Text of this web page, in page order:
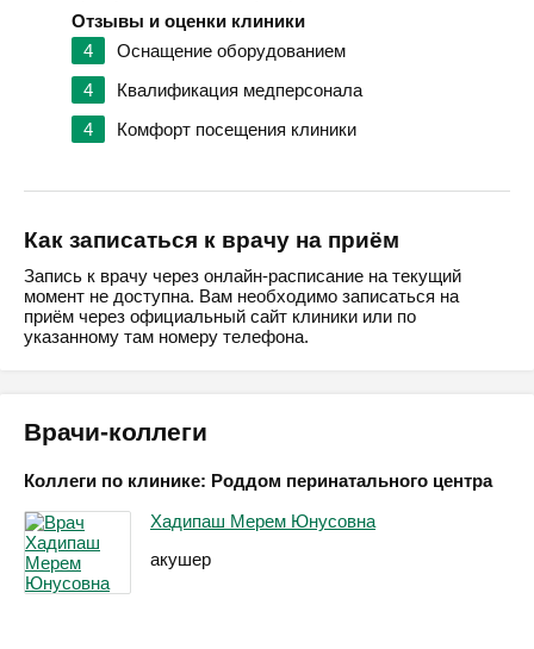
Отзывы и оценки клиники
4
Оснащение оборудованием
4
Квалификация медперсонала
4
Комфорт посещения клиники
Как записаться к врачу на приём
Запись к врачу через онлайн-расписание на текущий
момент не доступна. Вам необходимо записаться на
приём через официальный сайт клиники или по
указанному там номеру телефона.
Врачи-коллеги
Коллеги по клинике: Роддом перинатального центра
Хадипаш Мерем Юнусовна
акушер